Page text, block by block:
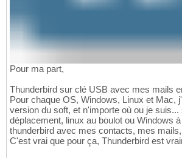
Pour ma part,
Thunderbird sur clé USB avec mes mails
Pour chaque OS, Windows, Linux et Mac,
version du soft, et n'importe où ou je
déplacement, linux au boulot ou Windows
thunderbird avec mes contacts, mes
C'est vrai que pour ça, Thunderbird est